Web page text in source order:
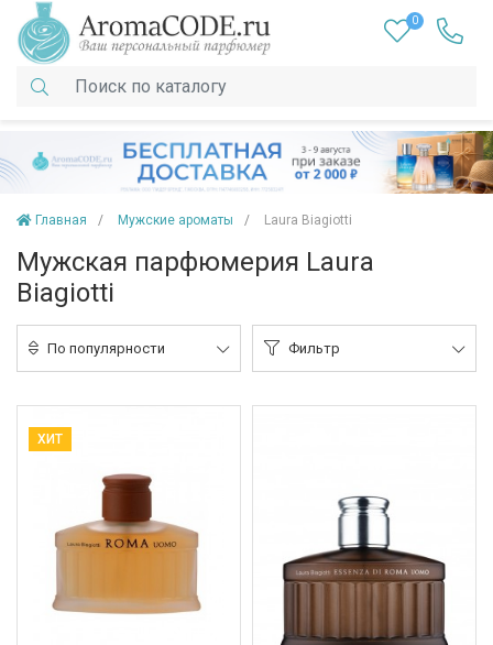
0
Главная Мужские ароматы Laura Biagiotti
Мужская парфюмерия Laura
Biagiotti
По популярности Фильтр
ХИТ